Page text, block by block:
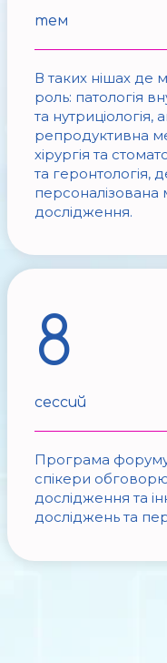
тем
В таких нішах де
роль: патологія
та нутриціологія,
репродуктивна
хірургія та
та геронтологія,
персоналізована
дослідження.
8
сессий
Програма форуму
спікери
дослідження та
досліджень та